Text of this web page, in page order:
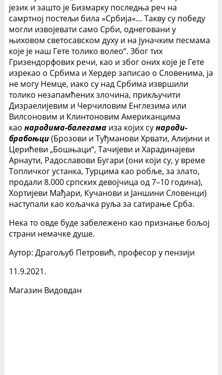
језик и зашто је Бизмарку последња реч на
самртној постељи била »Србија«… Такву су победу
могли извојевати само Срби, однеговани у
њиховом светосавском духу и на јуначким песмама
које је наш Гете толико волео“. Због тих
Гризендорфових речи, као и због оних које је Гете
изрекао о Србима и Хердер записао о Словенима, ја
не могу Немце, иако су над Србима извршили
толико незапамћених злочина, прикључити
Дизраелијевим и Черчиловим Енглезима или
Вилсоновим и Клинтоновим Американцима
као народима-балегама иза којих сународи-
брабоњци(Брозови и Туђманови Хрвати, Алијини и
Церићеви „Бошњаци“, Тачијеви и Харадинајеви
Арнаути, Радославови Бугари (они који су, у време
Топличког устанка, Турцима као робље, за злато,
продали 8.000 српских девојчица од 7–10 година),
Хортијеви Мађари, Кучанови и Јаншини Словенци)
наступали као кољачка руља за сатирање Срба.
Нека то овде буде забележено као признање бољој
страни немачке душе.
Аутор: Драгољуб Петровић, професор у пензији
11.9.2021.
Магазин Видовдан